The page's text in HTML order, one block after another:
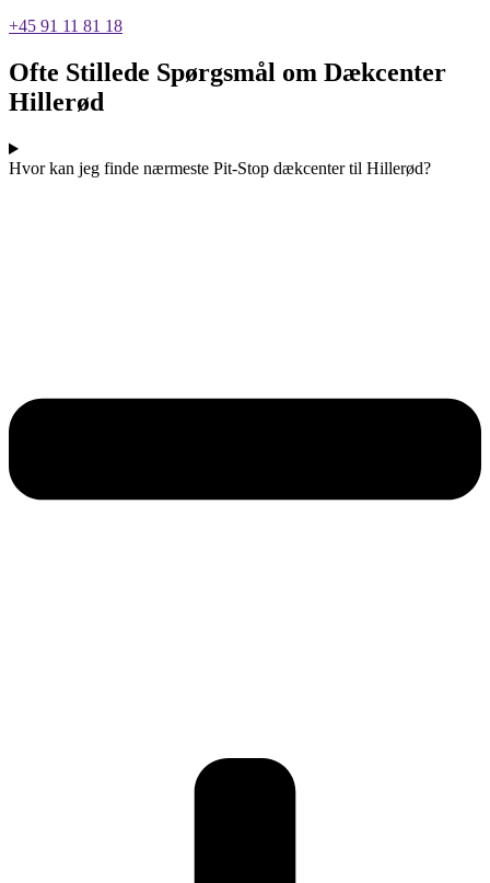
+45 91 11 81 18
Ofte Stillede Spørgsmål om Dækcenter
Hillerød
Hvor kan jeg finde nærmeste Pit-Stop dækcenter til Hillerød?